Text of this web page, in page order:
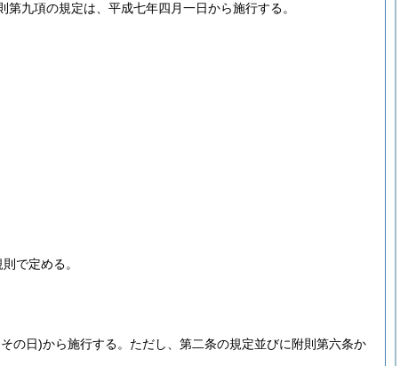
九項の規定は、平成七年四月一日から施行する。
で定める。
の日)から施行する。 ただし、第二条の規定並びに附則第六条か